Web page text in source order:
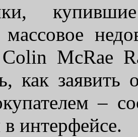
Colin McRae
как заявить
–
в интерфейсе.